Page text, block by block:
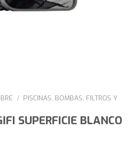
/ PISCINAS, BOMBAS, FILTROS Y
SUPERFICIE BLANCO